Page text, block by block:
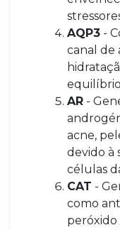
AQP3 -
canal de
AR -
acne,
devido à
células
CAT -
como